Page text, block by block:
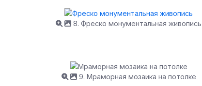
8. Фреско монументальная живопись
9. Мраморная мозаика на потолке